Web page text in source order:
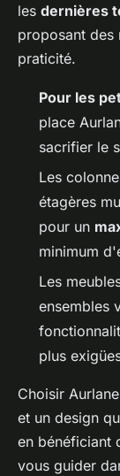
les dernières
proposant des
praticité.
Pour les
place
sacrifier le
Les
étagères
pour un
minimum
Les
ensembles
plus
Choisir
et un design
en bénéficiant
vous guider